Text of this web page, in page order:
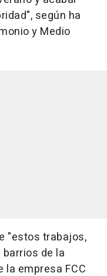
según ha
y Medio
"estos trabajos,
de la
la empresa FCC